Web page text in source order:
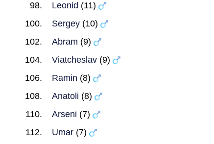
Leonid (11)
Sergey(10)
Abram (9)
Viatcheslav(9)
Ramin (8)
Anatoli (8)
Arseni (7)
Umar(7)